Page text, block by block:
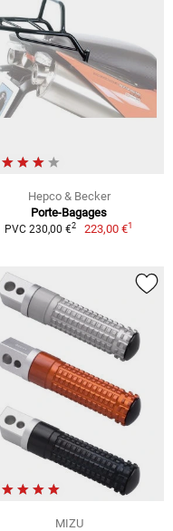
Hepco & Becker
Porte-Bagages
PVC 230,00 €2 223,00 €1
MIZU